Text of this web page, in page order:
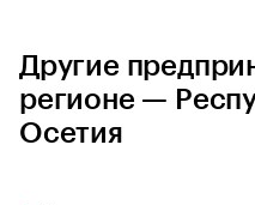
Другие
регионе —
Осетия